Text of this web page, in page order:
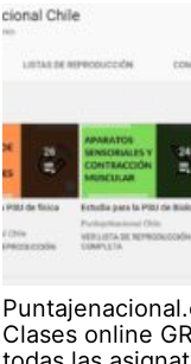
Clases online